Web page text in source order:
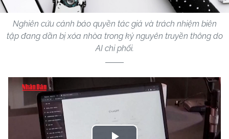
Nghiên cứu cảnh báo quyền tác giả và trách nhiệm biên
tập đang dần bị xóa nhòa trong kỷ nguyên truyền thông do
AI chi phối.